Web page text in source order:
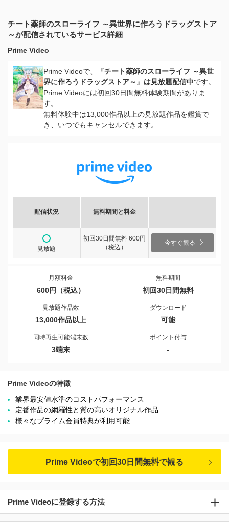
チート薬師のスローライフ ～異世界に作ろうドラッグストア
～が配信されているサービス詳細
Prime Video
Prime Videoで、『チート薬師のスローライフ ～異世
界に作ろうドラッグストア～ 』 は見放題配信中です。
Prime Videoには初回30日間無料体験期間がありま
す。
無料体験中は13,000作品以上の見放題作品を鑑賞で
き、いつでもキャンセルできます。
配信状況 無料期間と料金
見放題
初回30日間無料 600円
（税込）
今すぐ観る
月額料金
600円（税込）
無料期間
初回30日間無料
見放題作品数
13,000作品以上
ダウンロード
可能
同時再生可能端末数
3端末
ポイント付与
-
Prime Videoの特徴
業界最安値水準のコストパフォーマンス
定番作品の網羅性と質の高いオリジナル作品
様々なプライム会員特典が利用可能
Prime Videoで初回30日間無料で観る
Prime Videoに登録する方法